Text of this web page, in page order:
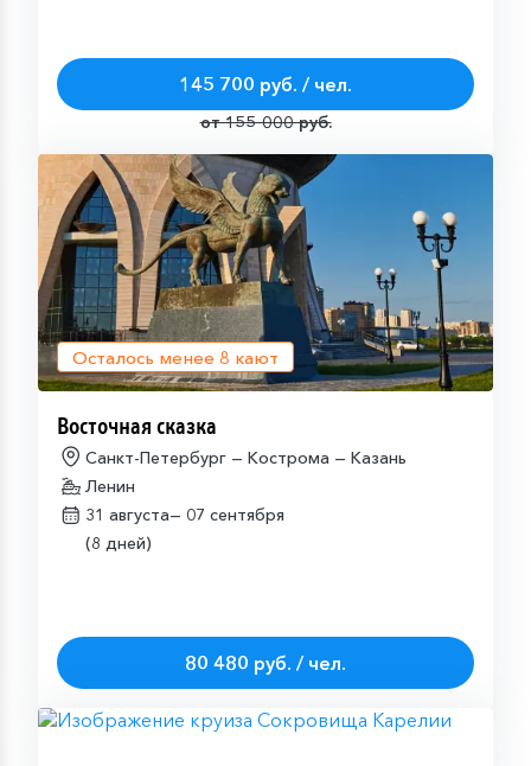
145 700 руб. / чел.
от 155 000 руб.
Осталось менее 8 кают
Восточная сказка
Санкт-Петербург — Кострома — Казань
Ленин
31 августа— 07 сентября
(8 дней)
80 480 руб. / чел.